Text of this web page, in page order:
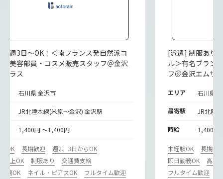
] 週3日～OK！＜南フランス発自然派コ
＞美容部員・コスメ販売スタッフ＠金沢
ーラス
石川県 金沢市
JR北陸本線(米原～金沢) 金沢駅
1,400円 ～1,400円
OK 長期歓迎
週2、3日からOK
以上OK
制服あり
交通費支給
務OK
ネイル・ピアスOK
フルタイム歓迎
[派遣] 制服あり
ル＞有名ブラン
フ＠金沢エムザ
エリア 石川県
最寄駅 JR北陸
時給 1,400円
未経験OK
長期歓
即日勤務OK
高収
フルタイム歓迎